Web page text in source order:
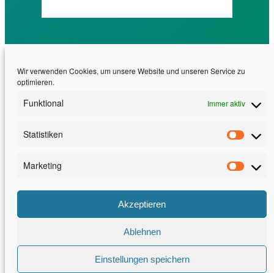
Wir verwenden Cookies, um unsere Website und unseren Service zu
optimieren.
Funktional Immer aktiv
Statistiken
Marketing
Akzeptieren
Ablehnen
Einstellungen speichern
Erfahrung. Effizienz. Exzellenz
30 Jahre Software Engineering am Fraunhofer
ImpressumDatenschutzKontakt